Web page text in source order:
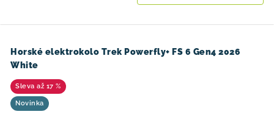
Horské elektrokolo Trek Powerfly+ FS 6 Gen4 2026
White
až 17 %
Novinka